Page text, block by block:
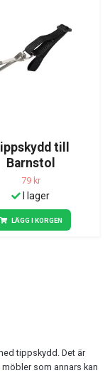
till
Barnstol
79 kr
I lager
LÄGG I KORGEN
tippskydd. Det är
som annars kan